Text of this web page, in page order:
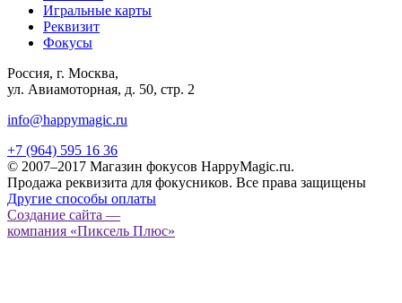
Игральные карты
Реквизит
Фокусы
Россия, г. Москва,
ул. Авиамоторная, д. 50, стр. 2
info@happymagic.ru
+7 (964) 595 16 36
© 2007–2017 Магазин фокусов HappyMagic.ru.
Продажа реквизита для фокусников. Все права защищены
Другие способы оплаты
Создание сайта —
компания «Пиксель Плюс»